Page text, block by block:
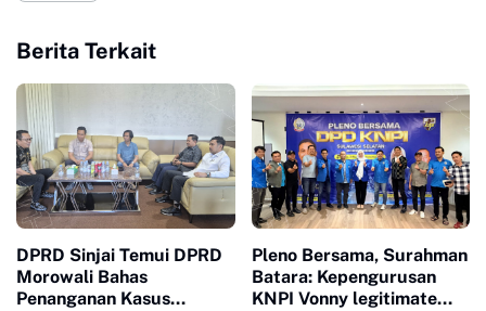
Berita Terkait
DPRD Sinjai Temui DPRD
Morowali Bahas
Penanganan Kasus
Pleno Bersama, Surahman
Batara: Kepengurusan
KNPI Vonny legitimate